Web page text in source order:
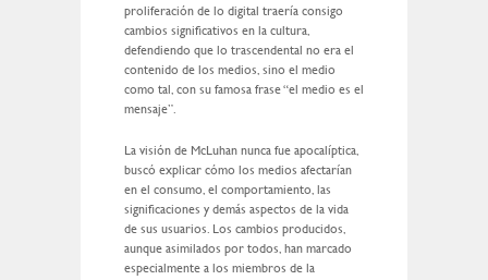
proliferación de lo digital traería consigo
cambios significativos en la cultura,
defendiendo que lo trascendental no era el
contenido de los medios, sino el medio
como tal, con su famosa frase “el medio es el
mensaje”.
La visión de McLuhan nunca fue apocalíptica,
buscó explicar cómo los medios afectarían
en el consumo, el comportamiento, las
significaciones y demás aspectos de la vida
de sus usuarios. Los cambios producidos,
aunque asimilados por todos, han marcado
especialmente a los miembros de la